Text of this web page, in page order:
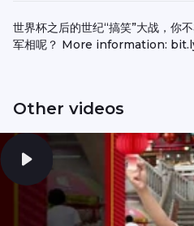
世界杯之后的世纪“搞笑”大战，你
军相呢？ More information:
Other videos